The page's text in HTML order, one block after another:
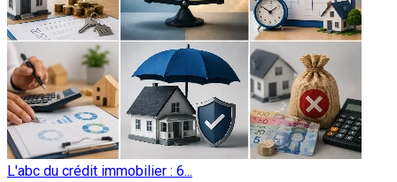
L'abc du crédit immobilier : 6...